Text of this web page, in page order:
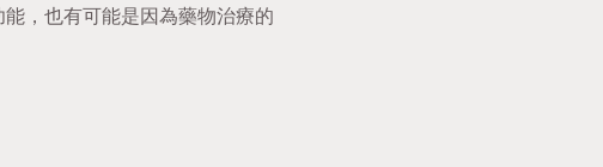
，也有可能是因為藥物治療的